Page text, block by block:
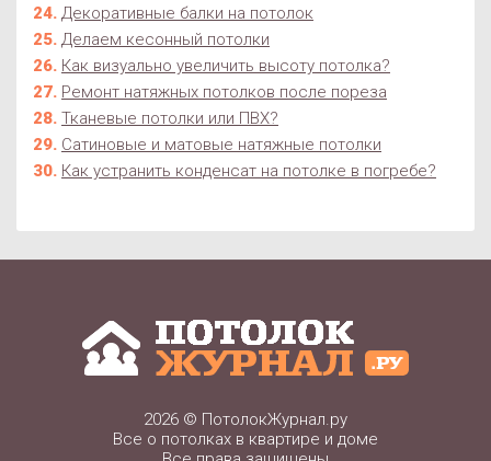
Декоративные балки на потолок
Делаем кесонный потолки
Как визуально увеличить высоту потолка?
Ремонт натяжных потолков после пореза
Тканевые потолки или ПВХ?
Сатиновые и матовые натяжные потолки
Как устранить конденсат на потолке в погребе?
2026 © ПотолокЖурнал.ру
Все о потолках в квартире и доме